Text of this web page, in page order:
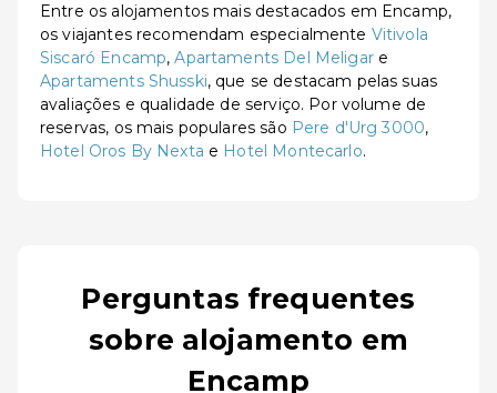
Entre os alojamentos mais destacados em Encamp,
os viajantes recomendam especialmente Vitivola
Siscaró Encamp,Apartaments Del Meligare
Apartaments Shusski, que se destacam pelas suas
avaliações e qualidade de serviço. Por volume de
reservas, os mais populares são Pere d'Urg 3000,
Hotel Oros By Nexta e Hotel Montecarlo.
Perguntas frequentes
sobre alojamento em
Encamp